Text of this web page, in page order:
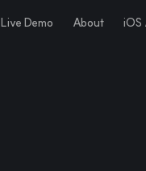
Live Demo About iOS